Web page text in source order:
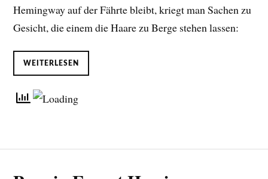
Hemingway auf der Fährte bleibt, kriegt man Sachen zu
Gesicht, die einem die Haare zu Berge stehen lassen:
WEITERLESEN